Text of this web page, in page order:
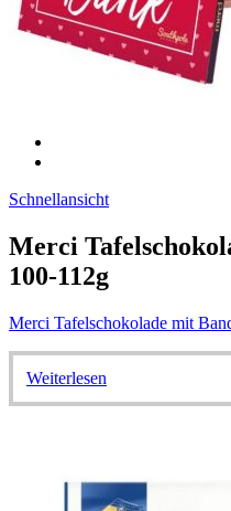
Schnellansicht
Merci
100-112g
Merci Tafelschokolade mit
Weiterlesen